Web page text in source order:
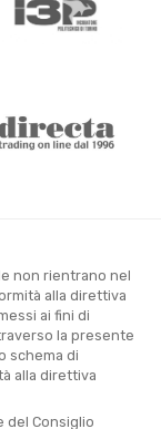
non rientrano nel
alla direttiva
ai fini di
la presente
schema di
alla direttiva
del Consiglio